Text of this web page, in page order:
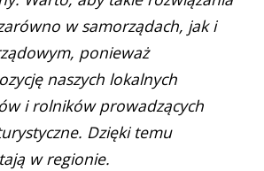
w samorządach, jak i
ponieważ
naszych lokalnych
i rolników prowadzących
Dzięki temu
w regionie.